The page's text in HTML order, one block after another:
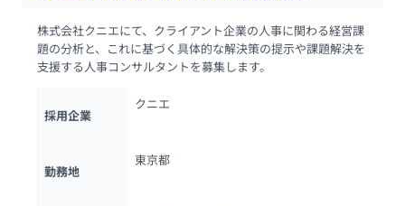
株式会社クニエにて、クライアント企業の人事に関わる経営課
題の分析と、これに基づく具体的な解決策の提示や課題解決を
支援する人事コンサルタントを募集します。
採用企業
クニエ
勤務地
東京都